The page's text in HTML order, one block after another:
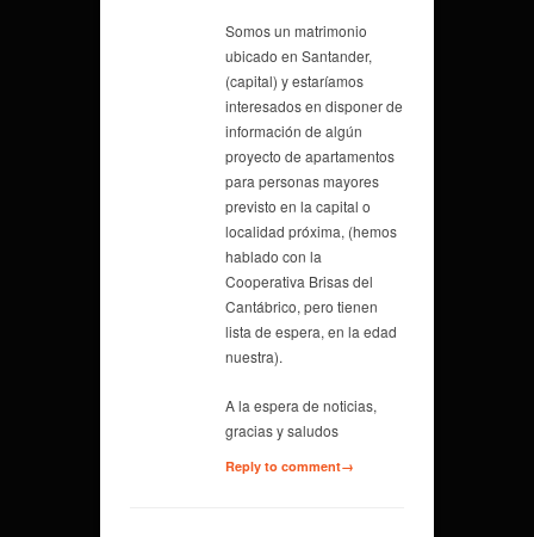
Somos un matrimonio
ubicado en Santander,
(capital) y estaríamos
interesados en disponer de
información de algún
proyecto de apartamentos
para personas mayores
previsto en la capital o
localidad próxima, (hemos
hablado con la
Cooperativa Brisas del
Cantábrico, pero tienen
lista de espera, en la edad
nuestra).
A la espera de noticias,
gracias y saludos
Reply to comment→